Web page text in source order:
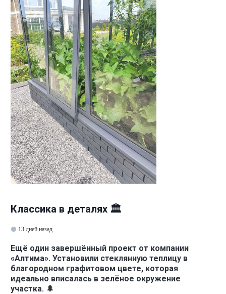
Классика в деталях 🏛️
13 дней назад
Ещё один завершённый проект от компании
«Алтима». Установили стеклянную теплицу в
благородном графитовом цвете, которая
идеально вписалась в зелёное окружение
участка. 🌲